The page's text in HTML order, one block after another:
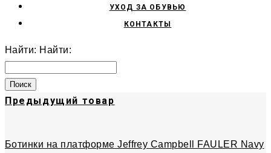
УХОД ЗА ОБУВЬЮ
КОНТАКТЫ
Найти: Найти:
Предыдущий товар
Ботинки на платформе Jeffrey Campbell FAULER Navy